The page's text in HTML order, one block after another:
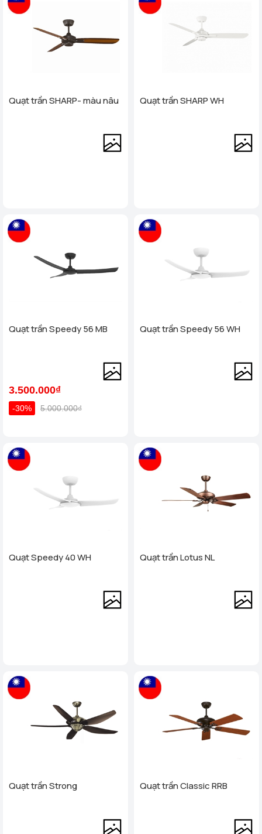
Quạt trần SHARP- màu nâu Quạt trần SHARP WH
Quạt trần Speedy 56 MB
3.500.000₫
-30% 5.000.000₫
Quạt trần Speedy 56 WH
Quạt Speedy 40 WH Quạt trần Lotus NL
Quạt trần Strong Quạt trần Classic RRB